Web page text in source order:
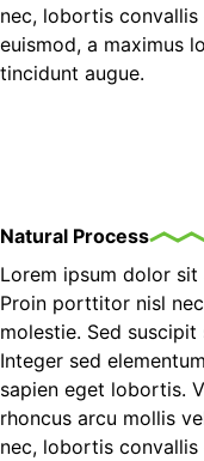
nec, lobortis
euismod, a maximus
tincidunt augue.
Natural Process
Lorem ipsum dolor
Proin porttitor nisl
molestie. Sed
Integer sed
sapien eget lobortis.
rhoncus arcu mollis
nec, lobortis